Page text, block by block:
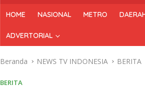
HOME NASIONAL METRO
ADVERTORIAL
Beranda NEWS TV INDONESIA BERITA
BERITA